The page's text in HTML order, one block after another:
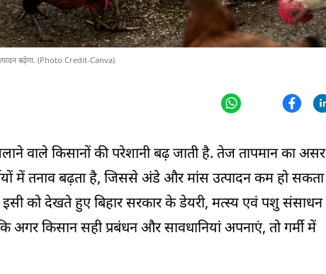
बढ़ेगा. (Photo Credit-Canva)
वाले किसानों की परेशानी बढ़ जाती है. तेज तापमान का असर
में तनाव बढ़ता है, जिससे अंडे और मांस उत्पादन कम हो सकता
को देखते हुए बिहार सरकार के डेयरी, मत्स्य एवं पशु संसाधन
अगर किसान सही प्रबंधन और सावधानियां अपनाएं, तो गर्मी में